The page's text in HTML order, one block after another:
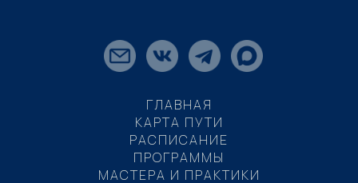
ГЛАВНАЯ
КАРТА ПУТИ
РАСПИСАНИЕ
ПРОГРАММЫ
МАСТЕРА И ПРАКТИКИ